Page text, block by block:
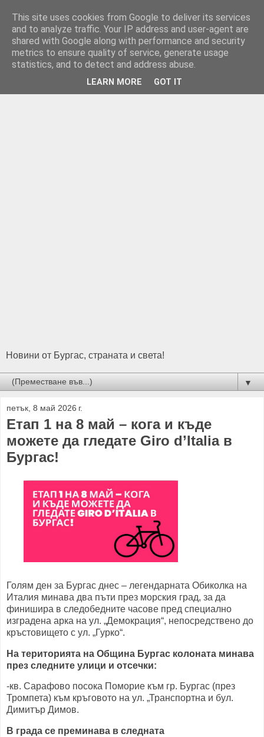
Новини от Бургас, страната и света!
▼
петък, 8 май 2026 г.
Етап 1 на 8 май – кога и къде
можете да гледате Giro d’Italia в
Бургас!
Голям ден за Бургас днес – легендарната Обиколка на
Италия минава два пъти през морския град, за да
финишира в следобедните часове пред специално
изградена арка на ул. „Демокрация“, непосредствено до
кръстовището с ул. „Гурко“.
На територията на Община Бургас колоната минава
през следните улици и отсечки:
-кв. Сарафово посока Поморие към гр. Бургас (през
Тромпета) към кръговото на ул. „Транспортна и бул.
Димитър Димов.
В града се преминава в следната
This site uses cookies from Google to deliver its services
and to analyze traffic. Your IP address and user-agent are
shared with Google along with performance and security
metrics to ensure quality of service, generate usage
statistics, and to detect and address abuse.
LEARN MORE GOT IT